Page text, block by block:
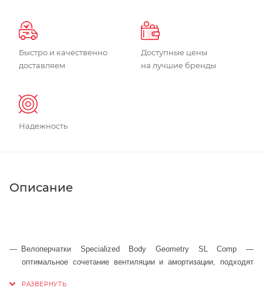
Быстро и качественно
доставляем
Доступные цены
на лучшие бренды
Надежность
Описание
Велоперчатки Specialized Body Geometry SL Comp —
оптимальное сочетание вентиляции и амортизации, подходят